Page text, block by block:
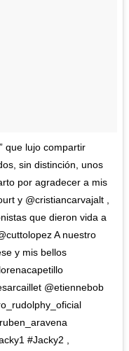
que lujo compartir
sin distinción, unos
por agradecer a mis
y @cristiancarvajalt ,
que dieron vida a
A nuestro
y mis bellos
@etiennebob
#Jacky2 ,